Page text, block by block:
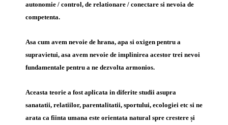
autonomie / control, de relationare / conectare si nevoia de
competenta.
Asa cum avem nevoie de hrana, apa si oxigen pentru a
supravietui, asa avem nevoie de implinirea acestor trei nevoi
fundamentale pentru a ne dezvolta armonios.
Aceasta teorie a fost aplicata in diferite studii asupra
sanatatii, relatiilor, parentalitatii, sportului, ecologiei etc si ne
arata ca fiinta umana este orientata natural spre crestere și